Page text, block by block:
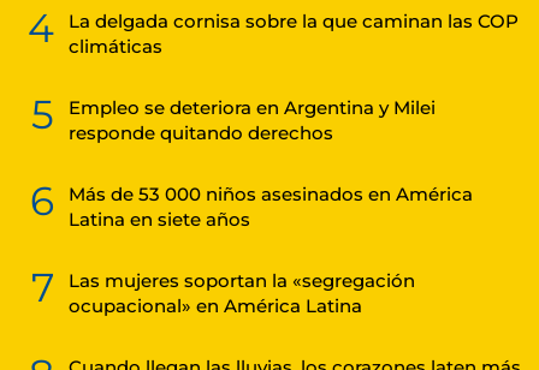
4
La delgada cornisa sobre la que caminan las COP
climáticas
5
Empleo se deteriora en Argentina y Milei
responde quitando derechos
6
Más de 53 000 niños asesinados en América
Latina en siete años
7
Las mujeres soportan la «segregación
ocupacional» en América Latina